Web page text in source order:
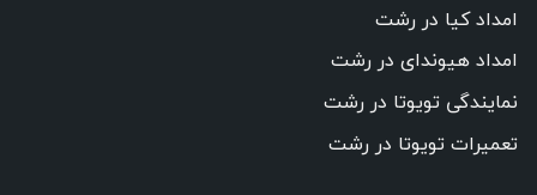
امداد کیا در رشت
امداد هیوندای در رشت
نمایندگی تویوتا در رشت
تعمیرات تویوتا در رشت